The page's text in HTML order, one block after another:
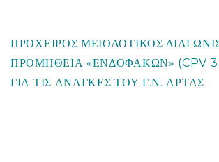
ΠΡΟΧΕΙΡΟΣ ΜΕΙΟΔΟΤΙΚΟΣ
ΠΡΟΜΗΘΕΙΑ «ΕΝΔΟΦΑΚΩΝ» (CPV
ΓΙΑ ΤΙΣ ΑΝΑΓΚΕΣ ΤΟΥ Γ.Ν. ΑΡΤΑΣ